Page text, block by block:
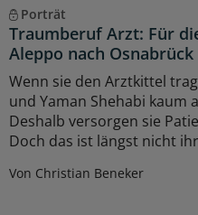
Porträt
Traumberuf Arzt: Für
Aleppo nach Osnabrück
Wenn sie den Arztkittel
und Yaman Shehabi kaum
Deshalb versorgen sie
Doch das ist längst nicht
Von Christian Beneker